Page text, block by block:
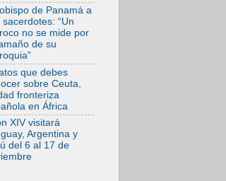
07.08.2026
Filipinas: el
Vicariato Apostólico
de Calapán se
convierte en
diócesis
07.08.2026
Honduras: Los
desplazados
invisibles de una
crisis olvidada
07.08.2026
Bokalic: "En
Argentina el Papa
de Panamá a
sacerdotes: “Un
no se mide por
de su
que debes
sobre Ceuta,
fronteriza
en África
XIV visitará
Argentina y
del 6 al 17 de